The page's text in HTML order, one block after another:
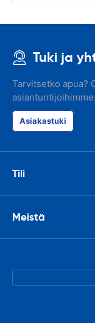
Tuki ja
Tarvitsetko apua?
asiantuntijoihimme.
Asiakastuki
Tili
Meistä